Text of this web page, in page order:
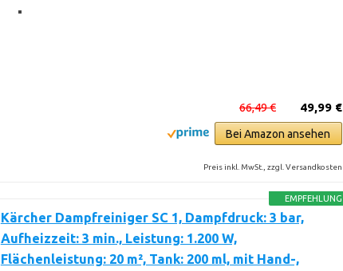
49,99 €
66,49 €
Bei Amazon ansehen
Preis inkl. MwSt., zzgl. Versandkosten
EMPFEHLUNG
Kärcher Dampfreiniger SC 1, Dampfdruck: 3 bar,
Aufheizzeit: 3 min., Leistung: 1.200 W,
Flächenleistung: 20 m², Tank: 200 ml, mit Hand-,